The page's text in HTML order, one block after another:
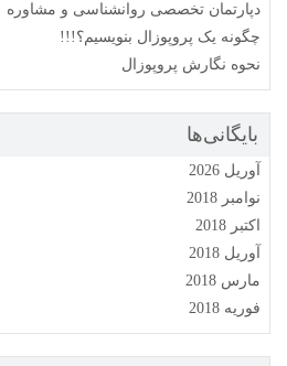
دپارتمان تخصصی روانشناسی و مشاوره
چگونه یک پروپوزال بنویسیم؟!!!
نحوه نگارش پروپوزال
بایگانی‌ها
آوریل 2026
نوامبر 2018
اکتبر 2018
آوریل 2018
مارس 2018
فوریه 2018